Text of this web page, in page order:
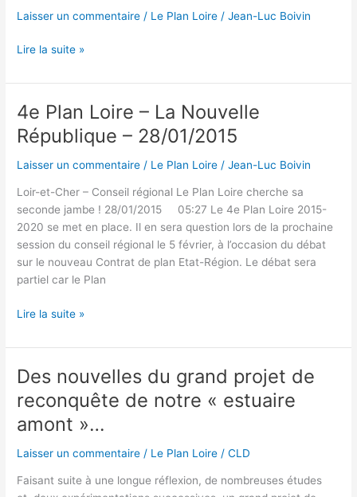
Laisser un commentaire / Le Plan Loire /Jean-Luc Boivin
Nouveau
région
pour
le
Loire
Lire la suite »
4e Plan Loire – La Nouvelle
République – 28/01/2015
Laisser un commentaire / Le Plan Loire /Jean-Luc Boivin
Loir-et-Cher – Conseil régional Le Plan Loire cherche sa
seconde jambe ! 28/01/2015 05:27 Le 4e Plan Loire 2015-
2020 se met en place. Il en sera question lors de la prochaine
session du conseil régional le 5 février, à l’occasion du débat
sur le nouveau Contrat de plan Etat-Région. Le débat sera
partiel car le Plan
4e
Loire
La
Nouvelle
République
–
28/01/2015
Lire la suite »
Des nouvelles du grand projet de
reconquête de notre « estuaire
amont »…
Laisser un commentaire / Le Plan Loire /CLD
Faisant suite à une longue réflexion, de nombreuses études